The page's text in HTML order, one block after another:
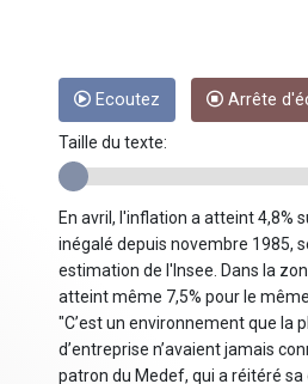
Ecoutez Arrête
Taille du texte:
En avril, l'inflation a atteint 4,8%
inégalé depuis novembre 1985,
estimation de l'Insee. Dans la
atteint même 7,5% pour le
"C’est un environnement que la
d’entreprise n’avaient jamais
patron du Medef, qui a réitéré